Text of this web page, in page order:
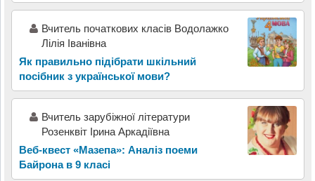
Вчитель початкових класів Водолажко
Лілія Іванівна
Як правильно підібрати шкільний
посібник з української мови?
Вчитель зарубіжної літератури
Розенквіт Ірина Аркадіївна
Веб-квест «Мазепа»: Аналіз поеми
Байрона в 9 класі